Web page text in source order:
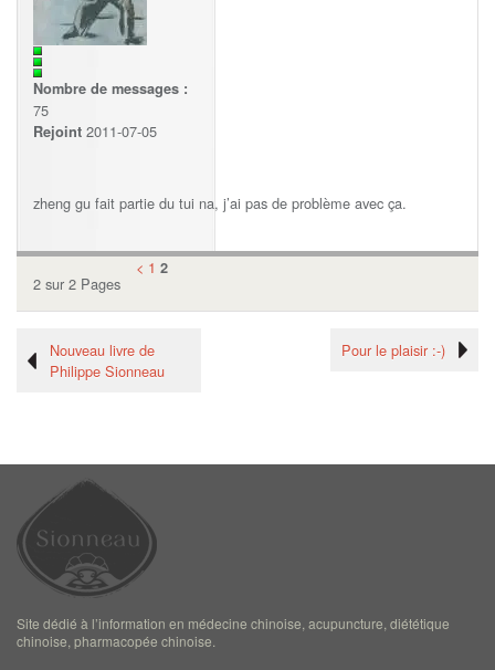
Nombre de messages :
75
Rejoint 2011-07-05
zheng gu fait partie du tui na, j’ai pas de problème avec ça.
2 sur 2 Pages
< 1 2
Pour le plaisir :-)
Nouveau livre de
Philippe Sionneau
Site dédié à l’information en médecine chinoise, acupuncture, diététique
chinoise, pharmacopée chinoise.